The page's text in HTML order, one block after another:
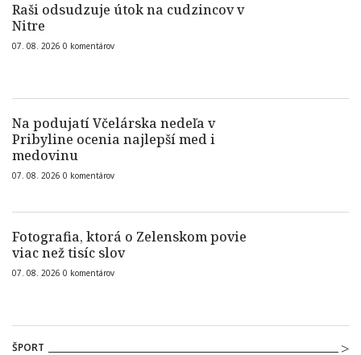
Raši odsudzuje útok na cudzincov v
Nitre
07. 08. 2026 0 komentárov
Na podujatí Včelárska nedeľa v
Pribyline ocenia najlepší med i
medovinu
07. 08. 2026 0 komentárov
Fotografia, ktorá o Zelenskom povie
viac než tisíc slov
07. 08. 2026 0 komentárov
ŠPORT